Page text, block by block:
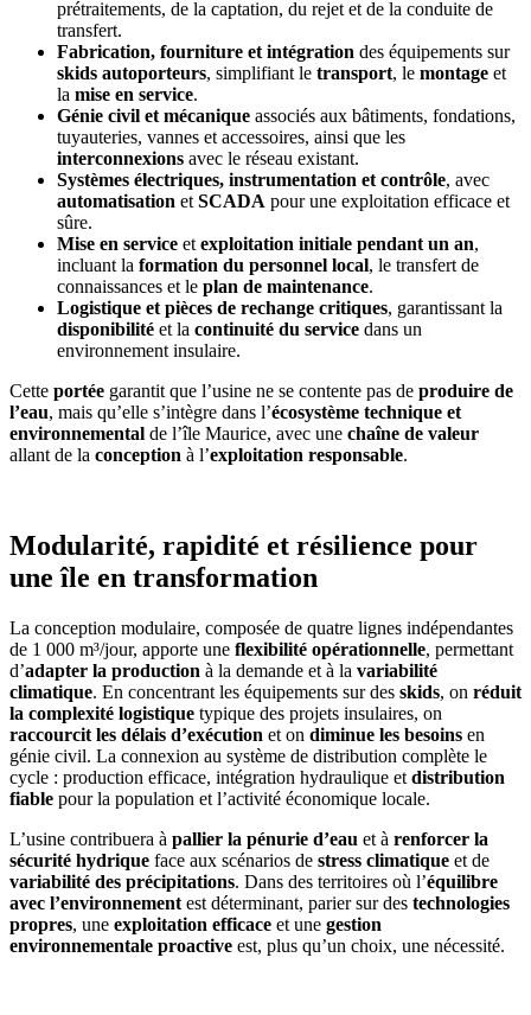
prétraitements, de la captation, du rejet et de la conduite de
transfert.
Fabrication, fourniture et intégration des équipements sur
skids autoporteurs, simplifiant le transport, le montage et
la mise en service.
Génie civil et mécanique associés aux bâtiments, fondations,
tuyauteries, vannes et accessoires, ainsi que les
interconnexions avec le réseau existant.
Systèmes électriques, instrumentation et contrôle, avec
automatisation et SCADA pour une exploitation efficace et
sûre.
Mise en service et exploitation initiale pendant un an,
incluant la formation du personnel local, le transfert de
connaissances et le plan de maintenance.
Logistique et pièces de rechange critiques, garantissant la
disponibilité et la continuité du service dans un
environnement insulaire.
Cette portée garantit que l’usine ne se contente pas de produire de
l’eau, mais qu’elle s’intègre dans l’écosystème technique et
environnemental de l’île Maurice, avec une chaîne de valeur
allant de la conception à l’exploitation responsable.
Modularité, rapidité et résilience pour
une île en transformation
La conception modulaire, composée de quatre lignes indépendantes
de 1 000 m³/jour, apporte une flexibilité opérationnelle, permettant
d’adapter la production à la demande et à la variabilité
climatique. En concentrant les équipements sur des skids, on réduit
la complexité logistique typique des projets insulaires, on
raccourcit les délais d’exécution et on diminue les besoins en
génie civil. La connexion au système de distribution complète le
cycle : production efficace, intégration hydraulique et distribution
fiable pour la population et l’activité économique locale.
L’usine contribuera à pallier la pénurie d’eau et à renforcer la
sécurité hydrique face aux scénarios de stress climatique et de
variabilité des précipitations. Dans des territoires où l’équilibre
avec l’environnement est déterminant, parier sur des technologies
propres, une exploitation efficace et une gestion
environnementale proactive est, plus qu’un choix, une nécessité.